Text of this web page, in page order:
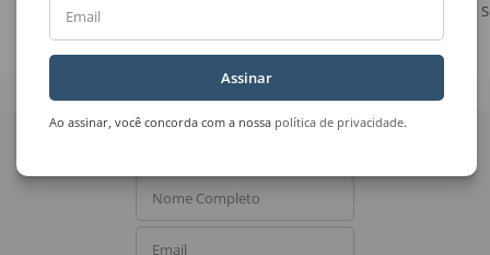
Antonio Helio Cabral
Email
Assinar
Ao assinar, você concorda com a nossa política de privacidade.
Quer receber novidades
Nome Completo
Email